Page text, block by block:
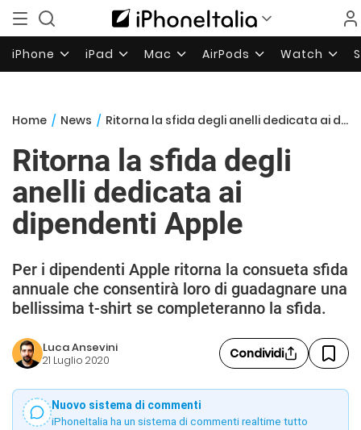
iPhone iPad Mac AirPods Watch
Home / News / Ritorna la sfida degli anelli dedicata ai dipendenti Apple
Ritorna la sfida degli
anelli dedicata ai
dipendenti Apple
Per i dipendenti Apple ritorna la consueta sfida
annuale che consentirà loro di guadagnare una
bellissima t-shirt se completeranno la sfida.
Luca Ansevini
21 Luglio 2020 Condividi
Nuovo sistema di commenti
iPhoneItalia ha un sistema di commenti realtime tutto